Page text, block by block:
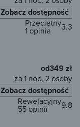
Zobacz dostępność
3.3
Przeciętny
1 opinia
od349 zł
za 1 noc, 2 osoby
Zobacz dostępność
9.8
Rewelacyjny
55 opinii